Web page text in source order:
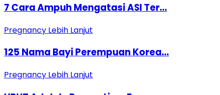
7 Cara Ampuh Mengatasi ASI Ter...
Pregnancy Lebih Lanjut
125 Nama Bayi Perempuan Korea...
Pregnancy Lebih Lanjut